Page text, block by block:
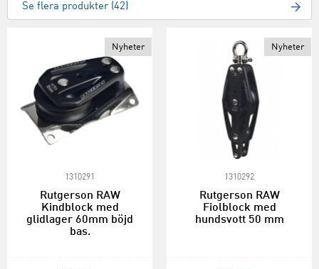
Se flera produkter (42)
Nyheter
1310291
Rutgerson RAW
Kindblock med
glidlager 60mm böjd
bas.
Nyheter
1310292
Rutgerson RAW
Fiolblock med
hundsvott 50 mm